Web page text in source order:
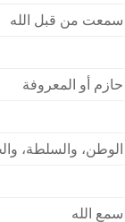
سمعت من قبل الله
حازم أو المعروفة
الوطن، والسلطة،
سمع الله